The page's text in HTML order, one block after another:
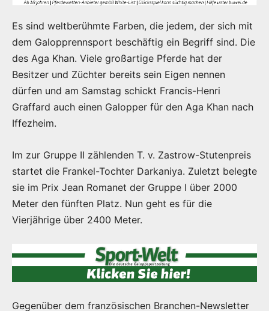
Es sind weltberühmte Farben, die jedem, der sich mit
dem Galopprennsport beschäftig ein Begriff sind. Die
des Aga Khan. Viele großartige Pferde hat der
Besitzer und Züchter bereits sein Eigen nennen
dürfen und am Samstag schickt Francis-Henri
Graffard auch einen Galopper für den Aga Khan nach
Iffezheim.
Im zur Gruppe II zählenden T. v. Zastrow-Stutenpreis
startet die Frankel-Tochter Darkaniya. Zuletzt belegte
sie im Prix Jean Romanet der Gruppe I über 2000
Meter den fünften Platz. Nun geht es für die
Vierjährige über 2400 Meter.
Gegenüber dem französischen Branchen-Newsletter